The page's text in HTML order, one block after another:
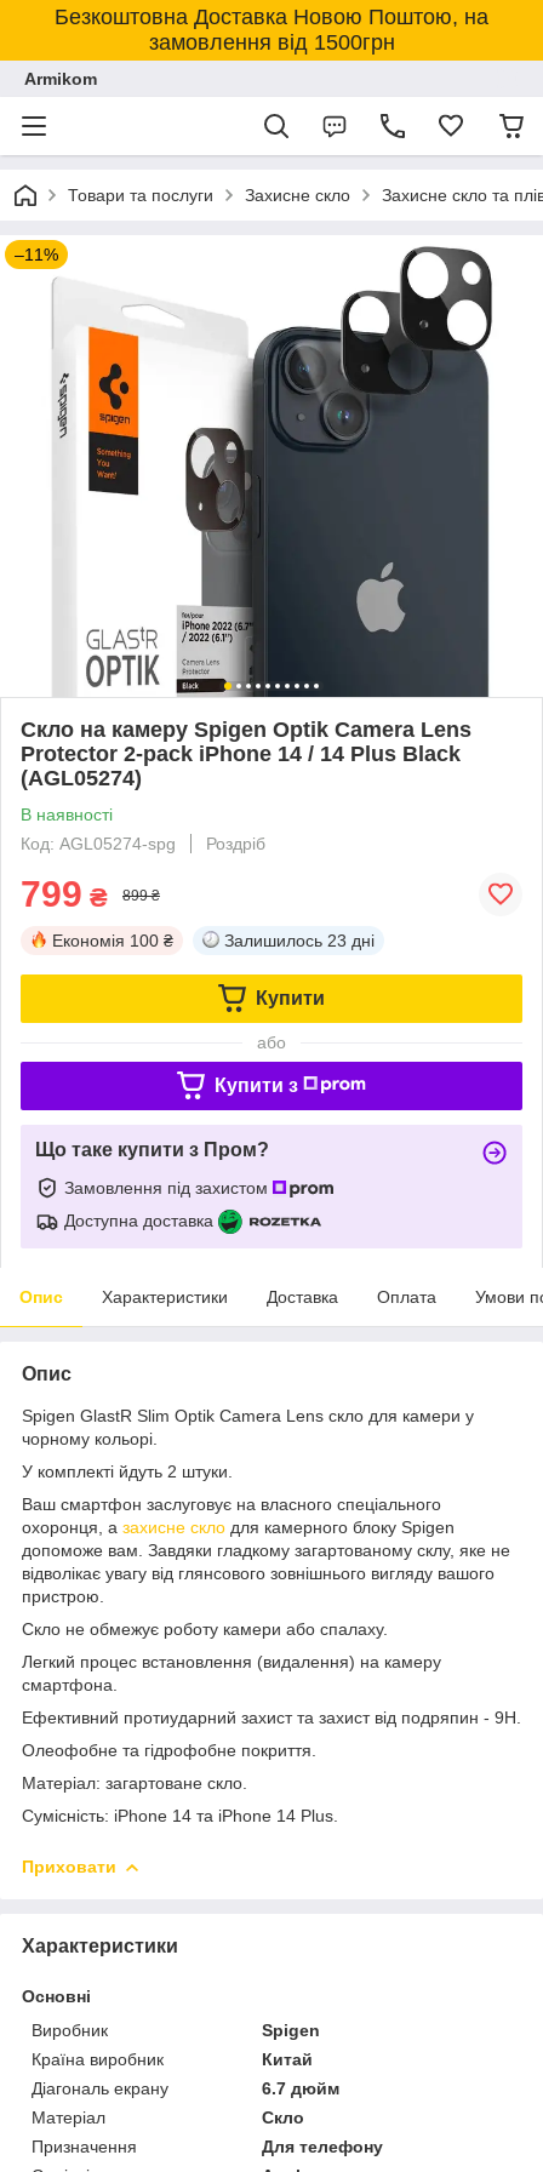
Безкоштовна Доставка Новою Поштою, на
замовлення від 1500грн
Armikom
Товари та послуги Захисне скло Захисне скло та
–11%
Скло на камеру Spigen Optik Camera Lens
Protector 2-pack iPhone 14 / 14 Plus Black
(AGL05274)
В наявності
Код: AGL05274-spg
Роздріб
799 ₴ 899 ₴
Економія 100 ₴ Залишилось 23 дні
Купити
або
Купити з
Що таке купити з Пром?
Замовлення під захистом
Доступна доставка
Опис Характеристики Доставка Оплата Умови
Опис
Spigen GlastR Slim Optik Camera Lens скло для камери у
чорному кольорі.
У комплекті йдуть 2 штуки.
Ваш смартфон заслуговує на власного спеціального
охоронця, а захисне скло для камерного блоку Spigen
допоможе вам. Завдяки гладкому загартованому склу, яке не
відволікає увагу від глянсового зовнішнього вигляду вашого
пристрою.
Скло не обмежує роботу камери або спалаху.
Легкий процес встановлення (видалення) на камеру
смартфона.
Ефективний протиударний захист та захист від подряпин - 9H.
Олеофобне та гідрофобне покриття.
Матеріал: загартоване скло.
Сумісність: iPhone 14 та iPhone 14 Plus.
Приховати
Характеристики
Основні
Виробник
Spigen
Країна виробник
Китай
Діагональ екрану
6.7 дюйм
Матеріал
Скло
Призначення
Для телефону